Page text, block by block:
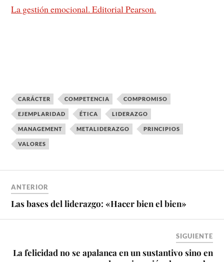
La gestión emocional. Editorial Pearson.
CARÁCTER COMPETENCIA COMPROMISO
EJEMPLARIDAD ÉTICA LIDERAZGO
MANAGEMENT METALIDERAZGO PRINCIPIOS
VALORES
ANTERIOR
Las bases del liderazgo: «Hacer bien el bien»
SIGUIENTE
La felicidad no se apalanca en un sustantivo sino en